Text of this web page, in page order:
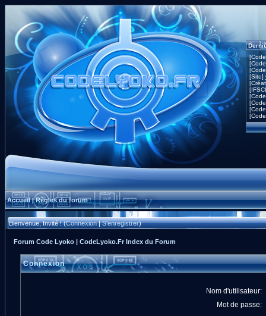
[Site]
Accueil|Règles du forum
Bienvenue, Invité ! (Connexion|S'enregistrer)
Forum Code Lyoko | CodeLyoko.Fr Index du Forum
Connexion
Nom d'utilisateur:
Mot de passe: